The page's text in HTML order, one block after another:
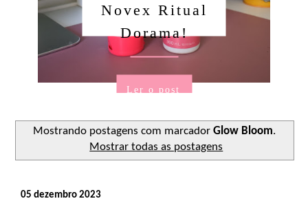
Novex Ritual
Dorama!
Mostrando postagens com marcador Glow Bloom.
Mostrar todas as postagens
05 dezembro 2023